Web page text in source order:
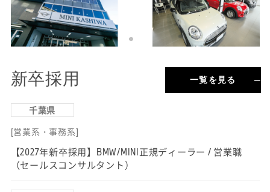
新卒採用 一覧を見る
千葉県
[営業系・事務系]
【2027年新卒採用】BMW/MINI正規ディーラー / 営業職
（セールスコンサルタント）